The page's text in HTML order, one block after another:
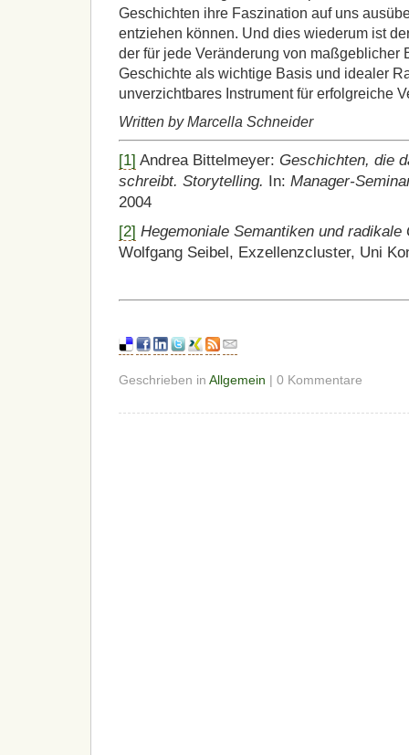
Geschichten ihre Faszination auf uns
entziehen können. Und dies wiederum ist
der für jede Veränderung von maßgeblicher
Geschichte als wichtige Basis und idealer
unverzichtbares Instrument für erfolgreiche
Written by Marcella Schneider
[1] Andrea Bittelmeyer: Geschichten, die
schreibt. Storytelling.
In: Manager-
2004
[2] Hegemoniale Semantiken und radikale
Wolfgang Seibel, Exzellenzcluster, Uni
Geschrieben in Allgemein | 0 Kommentare